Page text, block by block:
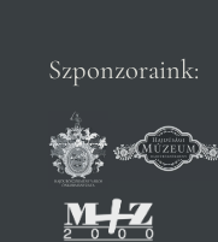
Szponzoraink: